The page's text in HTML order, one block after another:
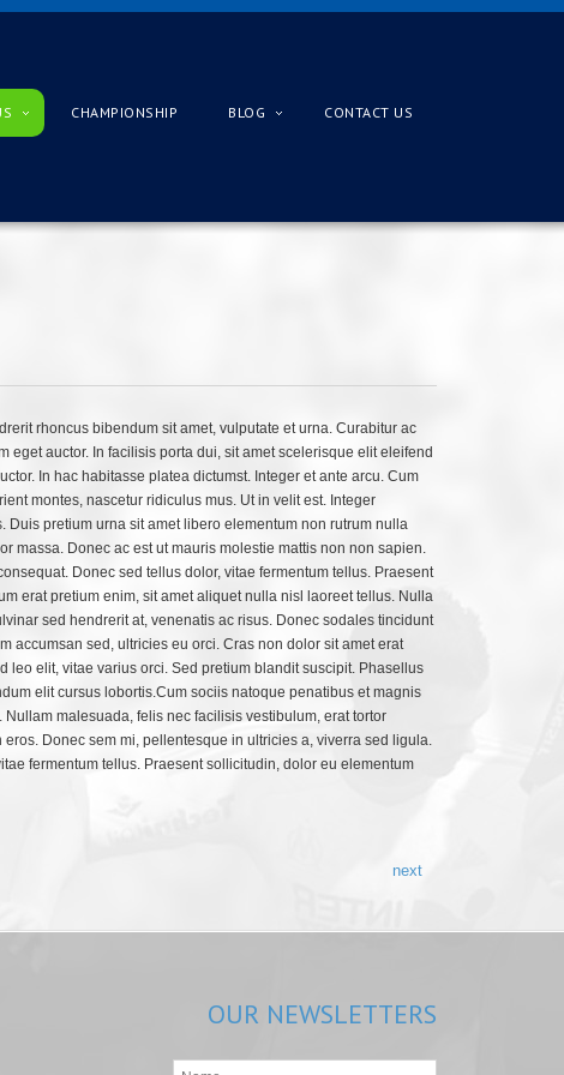
CHAMPIONSHIP BLOG CONTACT US
rhoncus bibendum sit amet, vulputate et urna. Curabitur ac
eget auctor. In facilisis porta dui, sit amet scelerisque elit eleifend
In hac habitasse platea dictumst. Integer et ante arcu. Cum
montes, nascetur ridiculus mus. Ut in velit est. Integer
Duis pretium urna sit amet libero elementum non rutrum nulla
massa. Donec ac est ut mauris molestie mattis non non sapien.
Donec sed tellus dolor, vitae fermentum tellus. Praesent
erat pretium enim, sit amet aliquet nulla nisl laoreet tellus. Nulla
sed hendrerit at, venenatis ac risus. Donec sodales tincidunt
accumsan sed, ultricies eu orci. Cras non dolor sit amet erat
leo elit, vitae varius orci. Sed pretium blandit suscipit. Phasellus
elit cursus lobortis.Cum sociis natoque penatibus et magnis
malesuada, felis nec facilisis vestibulum, erat tortor
Donec sem mi, pellentesque in ultricies a, viverra sed ligula.
fermentum tellus. Praesent sollicitudin, dolor eu elementum
next
OUR NEWSLETTERS